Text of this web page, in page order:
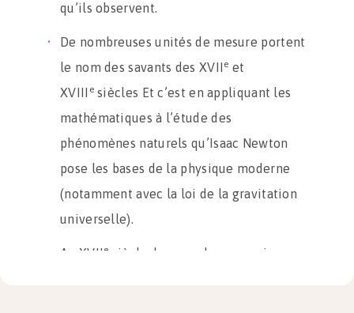
qu’ils observent.
De nombreuses unités de mesure portent
le nom des savants des XVII e et
XVIII esiècles Et c’est en appliquant les
mathématiques à l’étude des
phénomènes naturels qu’Isaac Newton
pose les bases de la physique moderne
(notamment avec la loi de la gravitation
universelle).
Au XVII e
siècle, les grands souverains